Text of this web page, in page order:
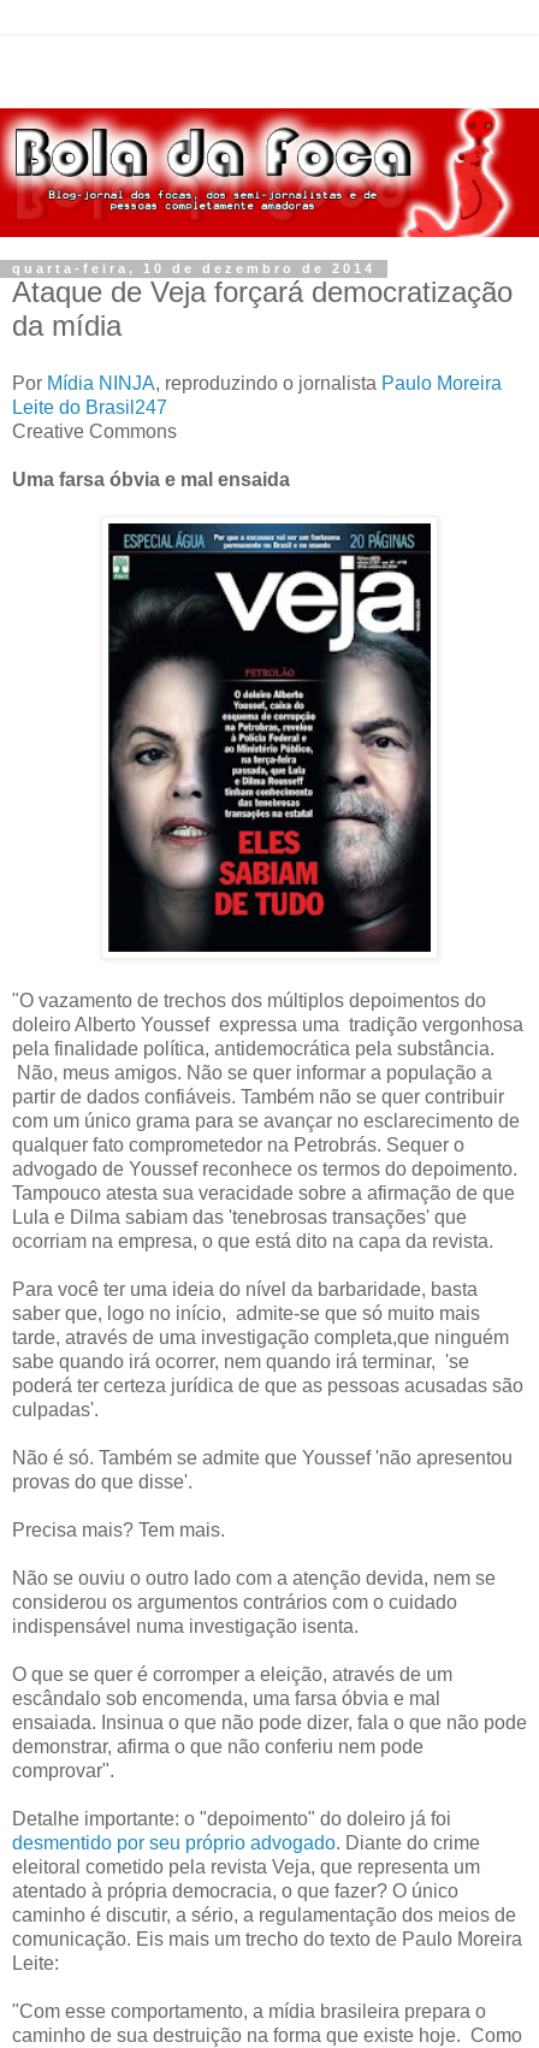
quarta-feira, 10 de dezembro de 2014
Ataque de Veja forçará democratização
da mídia
Por Mídia NINJA, reproduzindo o jornalista Paulo Moreira
Leite do Brasil247
Creative Commons
Uma farsa óbvia e mal ensaida
"O vazamento de trechos dos múltiplos depoimentos do
doleiro Alberto Youssef expressa uma tradição vergonhosa
pela finalidade política, antidemocrática pela substância.
Não, meus amigos. Não se quer informar a população a
partir de dados confiáveis. Também não se quer contribuir
com um único grama para se avançar no esclarecimento de
qualquer fato comprometedor na Petrobrás. Sequer o
advogado de Youssef reconhece os termos do depoimento.
Tampouco atesta sua veracidade sobre a afirmação de que
Lula e Dilma sabiam das 'tenebrosas transações' que
ocorriam na empresa, o que está dito na capa da revista.
Para você ter uma ideia do nível da barbaridade, basta
saber que, logo no início, admite-se que só muito mais
tarde, através de uma investigação completa,que ninguém
sabe quando irá ocorrer, nem quando irá terminar, 'se
poderá ter certeza jurídica de que as pessoas acusadas são
culpadas'.
Não é só. Também se admite que Youssef 'não apresentou
provas do que disse'.
Precisa mais? Tem mais.
Não se ouviu o outro lado com a atenção devida, nem se
considerou os argumentos contrários com o cuidado
indispensável numa investigação isenta.
O que se quer é corromper a eleição, através de um
escândalo sob encomenda, uma farsa óbvia e mal
ensaiada. Insinua o que não pode dizer, fala o que não pode
demonstrar, afirma o que não conferiu nem pode
comprovar".
Detalhe importante: o "depoimento" do doleiro já foi
desmentido por seu próprio advogado. Diante do crime
eleitoral cometido pela revista Veja, que representa um
atentado à própria democracia, o que fazer? O único
caminho é discutir, a sério, a regulamentação dos meios de
comunicação. Eis mais um trecho do texto de Paulo Moreira
Leite:
"Com esse comportamento, a mídia brasileira prepara o
caminho de sua destruição na forma que existe hoje. Como